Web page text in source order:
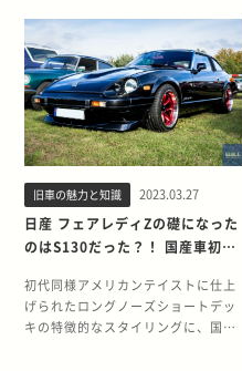
フェラーリの買収を試みます。しか
し、契約書のレース予算の決定権を
巡って交渉は決裂、買収には至りま
せんでした。 そこで、フォードの2
代目社長ヘンリー・フォードは、レ
ースでフェラーリに勝てるレーシン
グカーの開発を命じます。こうして
誕生したのがフォード GT40です。
ル・マン24時間耐久レース優勝
GT40は、開発当初こそトラブルに
悩まされますが、参戦わずか2年目
の1966年には、ル・マン24時間耐
久レースを制します。しかも、当時
無敵の強さを誇ったフェラーリを制
し、GT40は1位〜3位を独占。ヘン
タイリッシュで軽快なイメージを壊
したことが不人気につながりまし
た。 しかし、国産スポーツカーの人
気の高まりとともに、不遇の評価を
受けていたS14の魅力が見直されつ
つあります。FRスポーツクーペとし
て確かな実力を備えていたS14。今
つつ、本当の実力と魅力に迫りま
す。 販売当時は不人気だった不遇の
シルビアS14 シルビアの地位を確立
したS13に対してフルモデルチェン
ジしたS14は、登場から大きな批判
を浴びます。大きくて丸みを帯びた
ボディデザインは、S13ファンを落
旧車の魅力と知識 2023.03.27
日産 フェアレディZの礎になった
のはS130だった？！ 国産車初と
介
初代同様アメリカンテイストに仕上
げられたロングノーズショートデッ
キの特徴的なスタイリングに、国産